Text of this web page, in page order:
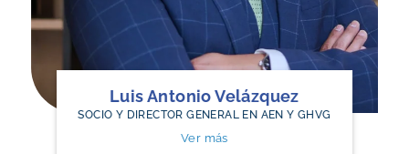
Luis Antonio Velázquez
SOCIO Y DIRECTOR GENERAL EN AEN Y GHVG
Ver más